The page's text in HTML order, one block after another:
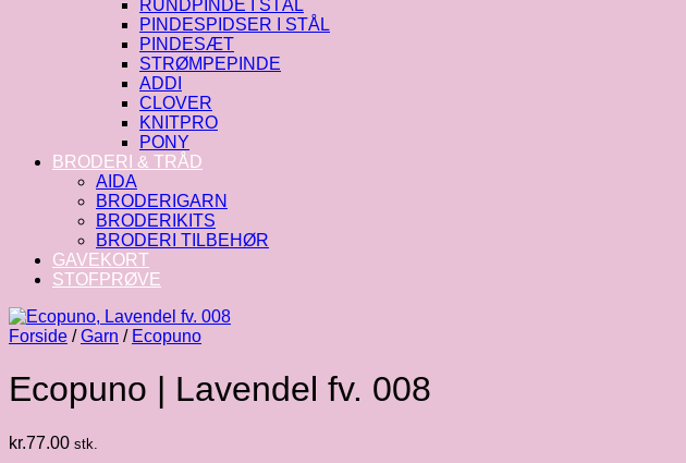
RUNDPINDE I STÅL
PINDESPIDSER I STÅL
PINDESÆT
STRØMPEPINDE
ADDI
CLOVER
KNITPRO
PONY
BRODERI & TRÅD
AIDA
BRODERIGARN
BRODERIKITS
BRODERI TILBEHØR
GAVEKORT
STOFPRØVE
Forside / Garn / Ecopuno
Ecopuno | Lavendel fv. 008
kr.77.00 stk.